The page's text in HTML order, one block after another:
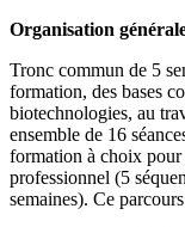
Organisation
Tronc commun de 5
formation, des bases
biotechnologies, au
ensemble de 16
formation à choix
professionnel (5
semaines). Ce